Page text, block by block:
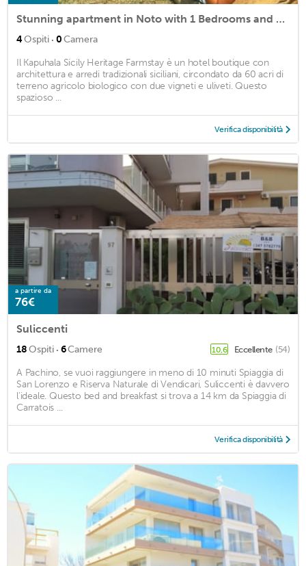
Stunning apartment in Noto with 1 Bedrooms and WiFi
4Ospiti · 0Camera
Il Kapuhala Sicily Heritage Farmstay è un hotel boutique con
architettura e arredi tradizionali siciliani, circondato da 60 acri di
terreno agricolo biologico con due vigneti e uliveti. Questo
spazioso ...
Verifica disponibilità
a partire da
76€
Suliccenti
18Ospiti · 6Camere 10,6 Eccellente (54)
A Pachino, se vuoi raggiungere in meno di 10 minuti Spiaggia di
San Lorenzo e Riserva Naturale di Vendicari, Suliccenti è davvero
l'ideale. Questo bed and breakfast si trova a 14 km da Spiaggia di
Carratois ...
Verifica disponibilità